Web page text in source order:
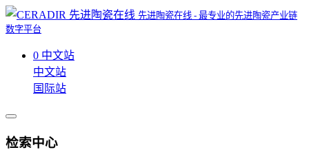
先进陶瓷在线 - 最专业的先进陶瓷产业链
数字平台
0 中文站
中文站
国际站
检索中心